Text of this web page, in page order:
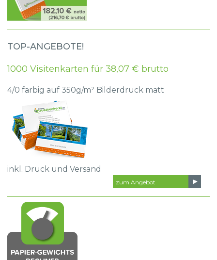
TOP-ANGEBOTE!
1000 Visitenkarten für 38,07 € brutto
4/0 farbig auf 350g/m² Bilderdruck matt
inkl. Druck und Versand
zum Angebot